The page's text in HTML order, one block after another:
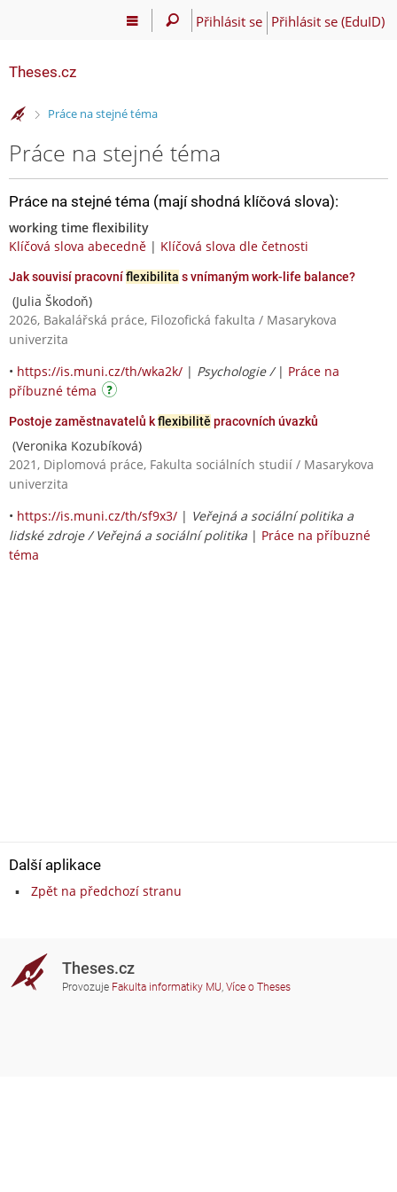
Přihlásit se Přihlásit se (EduID)
Theses.cz
>Práce na stejné téma
Práce na stejné téma
Práce na stejné téma (mají shodná klíčová slova):
working time flexibility
Klíčová slova abecedně | Klíčová slova dle četnosti
Jak souvisí pracovníflexibilita s vnímaným work-life balance?
(Julia Škodoň)
2026, Bakalářská práce, Filozofická fakulta / Masarykova
univerzita
• https://is.muni.cz/th/wka2k/ | Psychologie / | Práce na
příbuzné téma
Postoje zaměstnavatelů kflexibilitě pracovních úvazků
(Veronika Kozubíková)
2021, Diplomová práce, Fakulta sociálních studií / Masarykova
univerzita
• https://is.muni.cz/th/sf9x3/ | Veřejná a sociální politika a
lidské zdroje / Veřejná a sociální politika | Práce na příbuzné
téma
Další aplikace
Zpět na předchozí stranu
Theses.cz
Provozuje Fakulta informatiky MU, Více o Theses